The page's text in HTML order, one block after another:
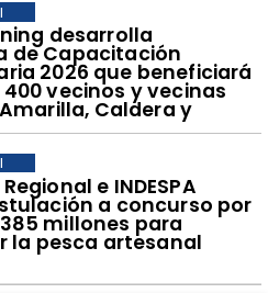
desarrolla
de Capacitación
2026 que beneficiará
vecinos y vecinas
Caldera y
e INDESPA
a concurso por
millones para
la pesca artesanal